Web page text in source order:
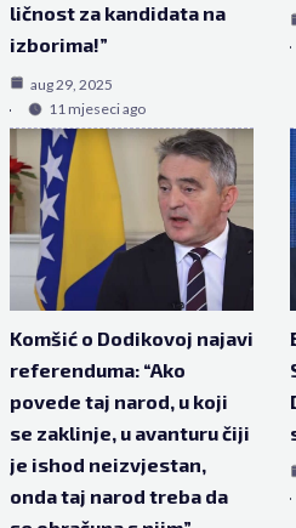
ličnost za kandidata na
izborima!”
aug 29, 2025
11 mjeseci ago
Komšić o Dodikovoj najavi
referenduma: “Ako
povede taj narod, u koji
se zaklinje, u avanturu čiji
je ishod neizvjestan,
onda taj narod treba da